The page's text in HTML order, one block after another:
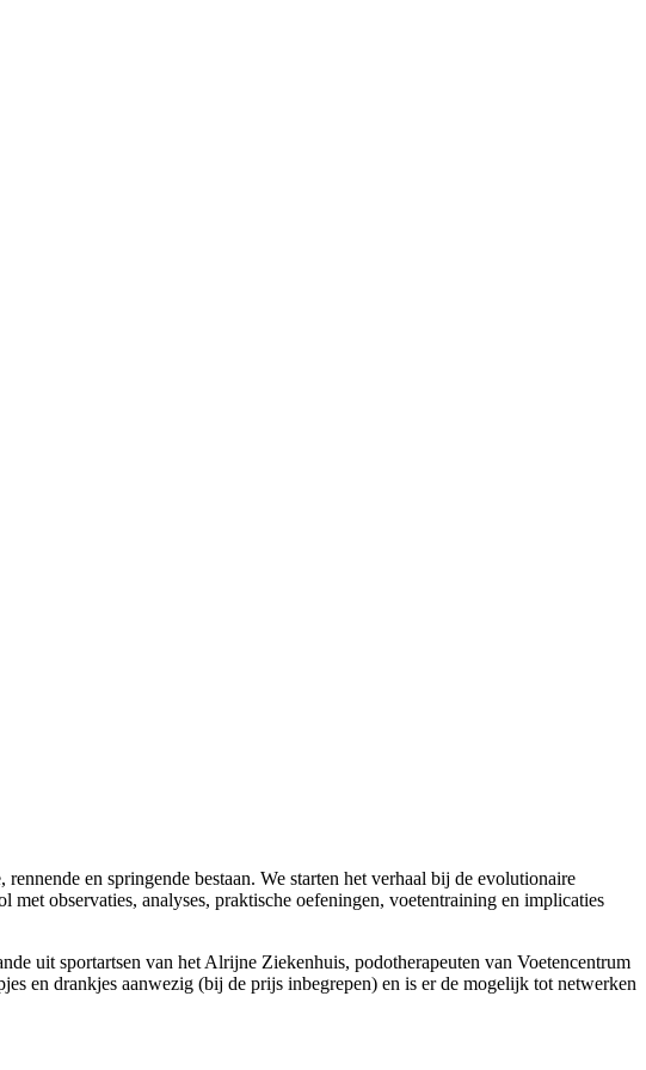
en springende bestaan. We starten het verhaal bij de evolutionaire
observaties, analyses, praktische oefeningen, voetentraining en implicaties
uit sportartsen van het Alrijne Ziekenhuis, podotherapeuten van Voetencentrum
en drankjes aanwezig (bij de prijs inbegrepen) en is er de mogelijk tot netwerken